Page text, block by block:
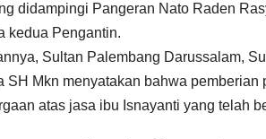
didampingi Pangeran Nato Raden
kedua Pengantin.
Sultan Palembang Darussalam,
SH Mkn menyatakan bahwa
atas jasa ibu Isnayanti yang telah